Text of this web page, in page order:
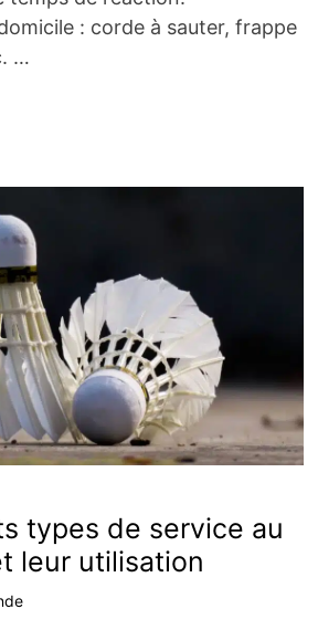
: corde à sauter, frappe
…
types de service au
leur utilisation